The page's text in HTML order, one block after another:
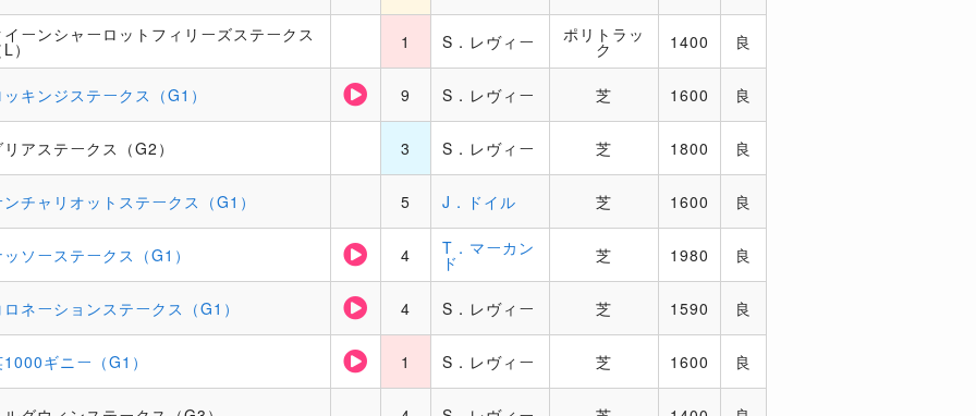
イーンシャーロットフィリーズステークス
） 1 S．レヴィー ポリトラッ
ク 1400 良
キンジステークス（G1） 9 S．レヴィー 芝 1600 良
アステークス（G2） 3 S．レヴィー 芝 1800 良
ンチャリオットステークス（G1） 5 J．ドイル 芝 1600 良
ソーステークス（G1） 4 T．マーカン
ド 芝 1980 良
ロネーションステークス（G1） 4 S．レヴィー 芝 1590 良
ギニー（G1） 1 S．レヴィー 芝 1600 良